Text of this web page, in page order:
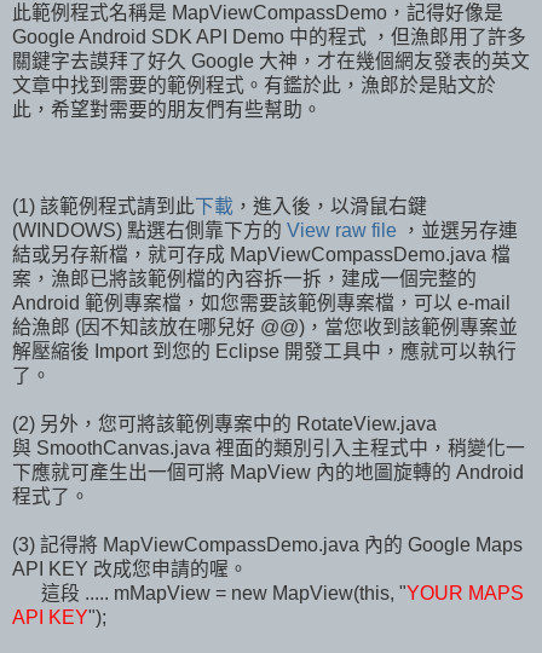
此範例程式名稱是 MapViewCompassDemo，記得好像是
Google Android SDK API Demo 中的程式 ，但漁郎用了許多
關鍵字去謨拜了好久 Google 大神，才在幾個網友發表的英文
文章中找到需要的範例程式。有鑑於此，漁郎於是貼文於
此，希望對需要的朋友們有些幫助。
(1) 該範例程式請到此下載 ，進入後，以滑鼠右鍵
(WINDOWS) 點選右側靠下方的 View raw file ，並選另存連
結或另存新檔，就可存成 MapViewCompassDemo.java 檔
案，漁郎已將該範例檔的內容拆一拆，建成一個完整的
Android 範例專案檔，如您需要該範例專案檔，可以 e-mail
給漁郎 (因不知該放在哪兒好 @@)，當您收到該範例專案並
解壓縮後 Import 到您的 Eclipse 開發工具中，應就可以執行
了。
(2) 另外，您可將該範例專案中的 RotateView.java
與 SmoothCanvas.java 裡面的類別引入主程式中，稍變化一
下應就可產生出一個可將 MapView 內的地圖旋轉的 Android
程式了。
(3) 記得將 MapViewCompassDemo.java 內的 Google Maps
API KEY 改成您申請的喔。
這段 ..... mMapView = new MapView(this, "YOUR MAPS
API KEY");